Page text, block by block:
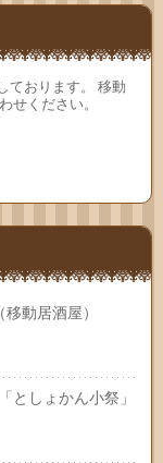
ております。 移動
せください。
動居酒屋）
としょかん小祭」